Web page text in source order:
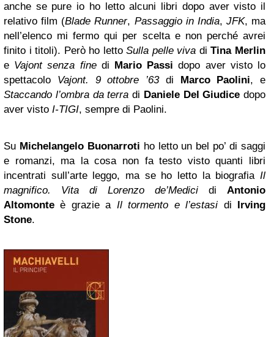
anche se pure io ho letto alcuni libri dopo aver visto il
relativo film (Blade Runner, Passaggio in India, JFK, ma
nell’elenco mi fermo qui per scelta e non perché avrei
finito i titoli). Però ho lettoSulla pelle viva diTina Merlin
e Vajont senza finedi Mario Passi dopo aver visto lo
spettacolo Vajont. 9 ottobre ’63di Marco Paolini, e
Staccando l’ombra da terra di Daniele Del Giudice dopo
aver visto I-TIGI, sempre di Paolini.
Su MichelangeloBuonarroti ho letto un bel po’ di saggi
e romanzi, ma la cosa non fa testo visto quanti libri
incentrati sull’arte leggo, ma se ho letto la biografia Il
magnifico. Vita di Lorenzo de’Medici di Antonio
Altomonte è grazie a Il tormento e l’estasi di Irving
Stone.